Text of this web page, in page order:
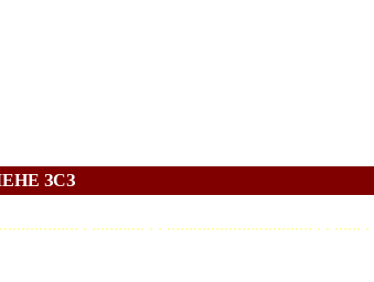
ЗСЗ
. ............ . . ................................. . .